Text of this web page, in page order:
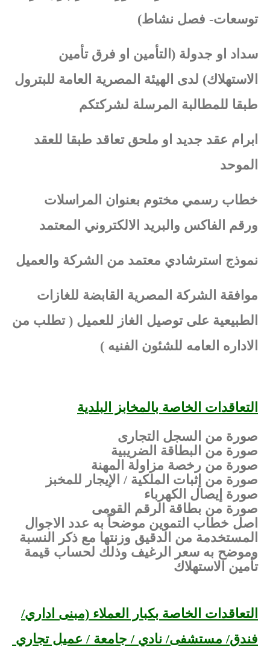
توسعات- فصل نشاط)
سداد او جدولة (التأمين او فرق تأمين
الاستهلاك) لدى الهيئة المصرية العامة للبترول
طبقا للمطالبة المرسلة لشركتكم
ابرام عقد جديد او ملحق تعاقد طبقا للعقد
الموحد
خطاب رسمي مختوم بعنوان المراسلات
ورقم الفاكس والبريد الالكتروني المعتمد
نموذج استرشادي معتمد من الشركة والعميل
موافقة الشركة المصرية القابضة للغازات
الطبيعية على توصيل الغاز للعميل ( تطلب من
الاداره العامه للشئون الفنيه )
التعاقدات الخاصة بالمخابز البلدية
صورة من السجل التجارى
صورة من البطاقة الضريبية
صورة من رخصة مزاولة المهنة
صورة من إثبات الملكية / الإيجار للمخبز
صورة إيصال الكهرباء
صورة من بطاقة الرقم القومى
اصل خطاب التموين موضحاً به عدد الاجوال
المستخدمة من الدقيق وزنتها مع ذكر النسبة
وموضح به سعر الرغيف وذلك لحساب قيمة
تأمين الاستهلاك
التعاقدات الخاصة بكبار العملاء (مبنى اداري/
فندق/ مستشفى/ نادي / جامعة / عميل تجاري